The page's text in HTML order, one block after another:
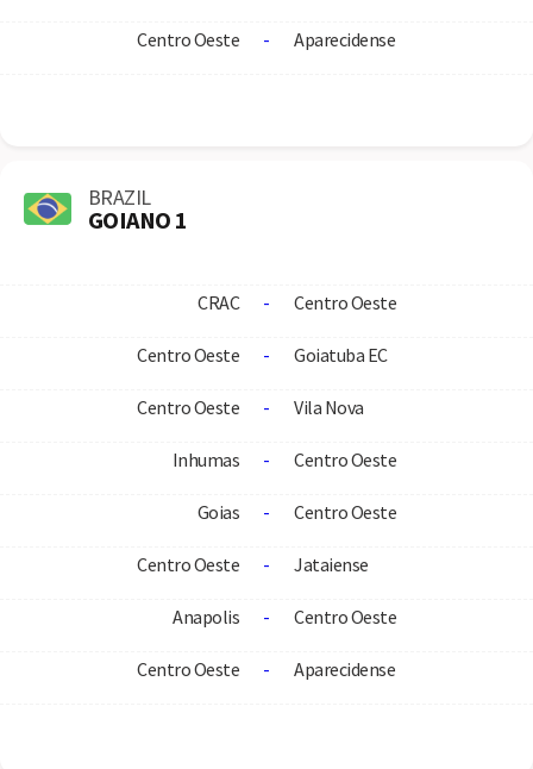
Centro Oeste - Aparecidense
BRAZIL
GOIANO 1
CRAC - Centro Oeste
Centro Oeste - Goiatuba EC
Centro Oeste - Vila Nova
Inhumas - Centro Oeste
Goias - Centro Oeste
Centro Oeste - Jataiense
Anapolis - Centro Oeste
Centro Oeste - Aparecidense